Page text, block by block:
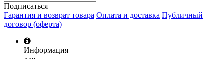
Подписаться
Гарантия и возврат товара Оплата и доставка Публичный
договор (оферта)
Информация